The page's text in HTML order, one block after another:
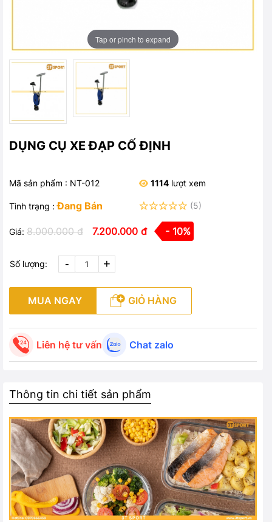
Tap or pinch to expand
DỤNG CỤ XE ĐẠP CỐ ĐỊNH
Mã sản phẩm : NT-012 1114 lượt xem
Tình trạng : Đang Bán (5)
Giá: 8.000.000 đ 7.200.000 đ - 10%
Số lượng: - +
MUA NGAY GIỎ HÀNG
Liên hệ tư vấn Chat zalo
Thông tin chi tiết sản phẩm